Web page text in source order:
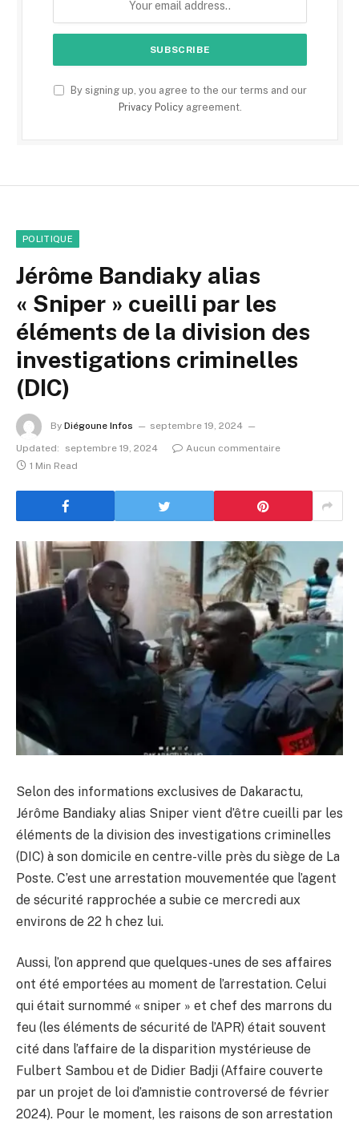
By signing up, you agree to the our terms and our
Privacy Policyagreement.
POLITIQUE
Jérôme Bandiaky alias
« Sniper » cueilli par les
éléments de la division des
investigations criminelles
(DIC)
By Diégoune Infos
septembre 19, 2024
Updated:
septembre 19, 2024
Aucun commentaire
1 Min Read
Selon des informations exclusives de Dakaractu,
Jérôme Bandiaky alias Sniper vient d’être cueilli par les
éléments de la division des investigations criminelles
(DIC) à son domicile en centre-ville près du siège de La
Poste. C’est une arrestation mouvementée que l’agent
de sécurité rapprochée a subie ce mercredi aux
environs de 22 h chez lui.
Aussi, l’on apprend que quelques-unes de ses affaires
ont été emportées au moment de l’arrestation. Celui
qui était surnommé « sniper » et chef des marrons du
feu (les éléments de sécurité de l’APR) était souvent
cité dans l’affaire de la disparition mystérieuse de
Fulbert Sambou et de Didier Badji (Affaire couverte
par un projet de loi d’amnistie controversé de février
2024). Pour le moment, les raisons de son arrestation